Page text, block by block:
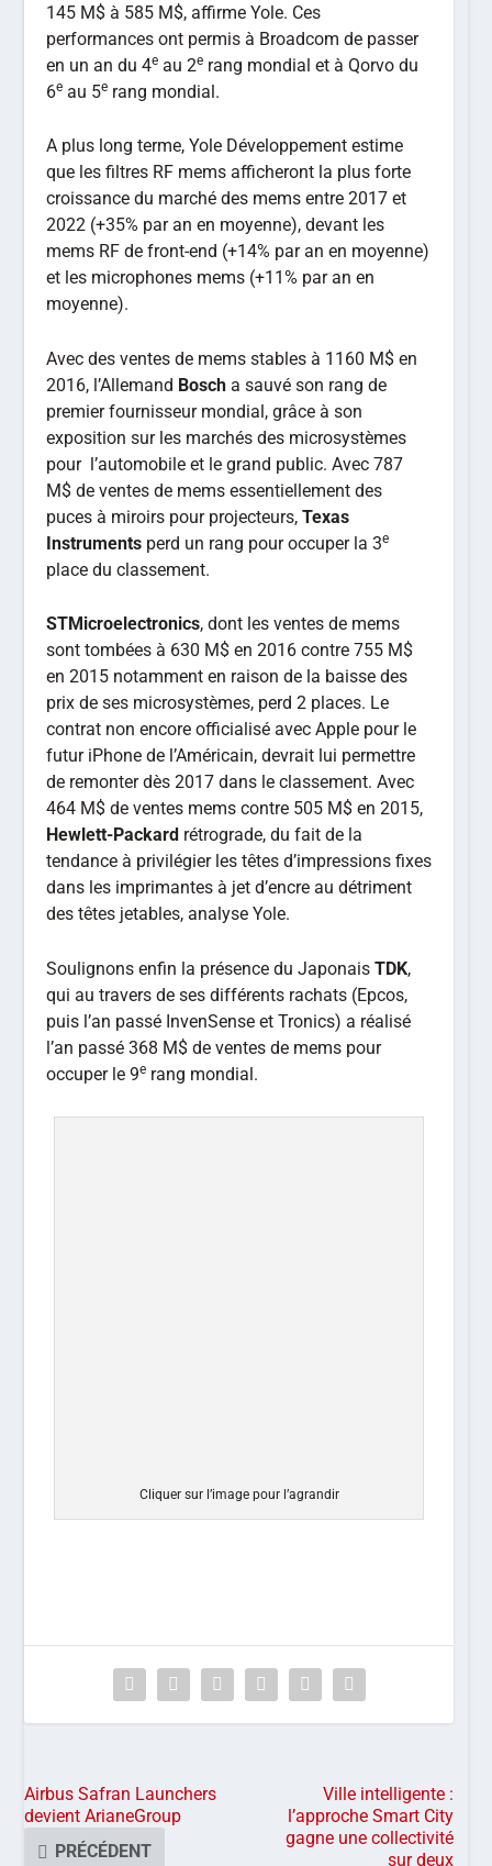
145 M$ à 585 M$, affirme Yole. Ces
performances ont permis à Broadcom de passer
en un an du 4e au 2e rang mondial et à Qorvo du
6e au 5e rang mondial.
A plus long terme, Yole Développement estime
que les filtres RF mems afficheront la plus forte
croissance du marché des mems entre 2017 et
2022 (+35% par an en moyenne), devant les
mems RF de front-end (+14% par an en moyenne)
et les microphones mems (+11% par an en
moyenne).
Avec des ventes de mems stables à 1160 M$ en
2016, l’Allemand Bosch a sauvé son rang de
premier fournisseur mondial, grâce à son
exposition sur les marchés des microsystèmes
pour l’automobile et le grand public. Avec 787
M$ de ventes de mems essentiellement des
puces à miroirs pour projecteurs,Texas
Instruments perd un rang pour occuper la 3e
place du classement.
STMicroelectronics, dont les ventes de mems
sont tombées à 630 M$ en 2016 contre 755 M$
en 2015 notamment en raison de la baisse des
prix de ses microsystèmes, perd 2 places. Le
contrat non encore officialisé avec Apple pour le
futur iPhone de l’Américain, devrait lui permettre
de remonter dès 2017 dans le classement. Avec
464 M$ de ventes mems contre 505 M$ en 2015,
Hewlett-Packard rétrograde, du fait de la
tendance à privilégier les têtes d’impressions fixes
dans les imprimantes à jet d’encre au détriment
des têtes jetables, analyse Yole.
Soulignons enfin la présence du JaponaisTDK,
qui au travers de ses différents rachats (Epcos,
puis l’an passé InvenSense et Tronics) a réalisé
l’an passé 368 M$ de ventes de mems pour
occuper le 9e rang mondial.
Cliquer sur l’image pour l’agrandir
Airbus Safran Launchers
devient ArianeGroup
PRÉCÉDENT
Ville intelligente :
l’approche Smart City
gagne une collectivité
sur deux